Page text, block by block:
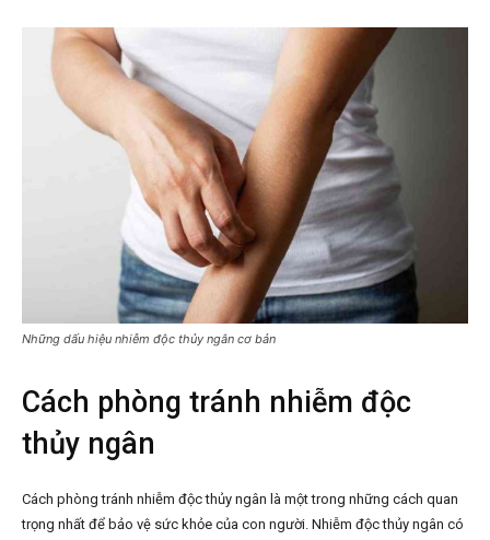
Những dấu hiệu nhiễm độc thủy ngân cơ bản
Cách phòng tránh nhiễm độc
thủy ngân
Cách phòng tránh nhiễm độc thủy ngân là một trong những cách quan
trọng nhất để bảo vệ sức khỏe của con người. Nhiễm độc thủy ngân có